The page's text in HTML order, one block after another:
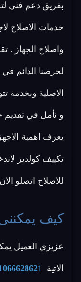
بفريق دعم فني
خدمات الاصلاح
واصلاح الجهاز .
لحرصنا الدائم
الاصلية وبخدمة
و نأمل في تقديم
يعرف اهمية
تكييف كولدير
للاصلاح اتصلو
كيف
عزيزي العميل
الاتية